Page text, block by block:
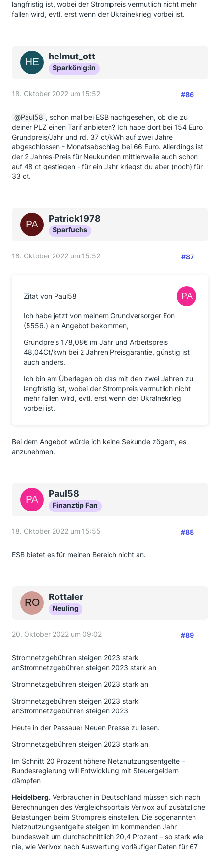
langfristig ist, wobei der Strompreis vermutlich nicht mehr
fallen wird, evtl. erst wenn der Ukrainekrieg vorbei ist.
helmut_ott
Sparkönig:in
18. Oktober 2022 um 15:52 #86
Paul58 , schon mal bei ESB nachgesehen, ob die zu
deiner PLZ einen Tarif anbieten? Ich habe dort bei 154 Euro
Grundpreis/Jahr und rd. 37 ct/kWh auf zwei Jahre
abgeschlossen - Monatsabschlag bei 66 Euro. Allerdings ist
der 2 Jahres-Preis für Neukunden mittlerweile auch schon
auf 48 ct gestiegen - für ein Jahr kriegst du aber (noch) für
33 ct.
Patrick1978
Sparfuchs
18. Oktober 2022 um 15:52 #87
Zitat von Paul58
Ich habe jetzt von meinem Grundversorger Eon
(5556.) ein Angebot bekommen,
Grundpreis 178,08€ im Jahr und Arbeitspreis
48,04Ct/kwh bei 2 Jahren Preisgarantie, günstig ist
auch anders.
Ich bin am Überlegen ob das mit den zwei Jahren zu
langfristig ist, wobei der Strompreis vermutlich nicht
mehr fallen wird, evtl. erst wenn der Ukrainekrieg
vorbei ist.
Bei dem Angebot würde ich keine Sekunde zögern, es
anzunehmen.
Paul58
Finanztip Fan
18. Oktober 2022 um 15:55 #88
ESB bietet es für meinen Bereich nicht an.
Rottaler
Neuling
20. Oktober 2022 um 09:02 #89
Stromnetzgebühren steigen 2023 stark
anStromnetzgebühren steigen 2023 stark an
Stromnetzgebühren steigen 2023 stark an
Stromnetzgebühren steigen 2023 stark
anStromnetzgebühren steigen 2023
Heute in der Passauer Neuen Presse zu lesen.
Stromnetzgebühren steigen 2023 stark an
Im Schnitt 20 Prozent höhere Netznutzungsentgelte –
Bundesregierung will Entwicklung mit Steuergeldern
dämpfen
Heidelberg. Verbraucher in Deutschland müssen sich nach
Berechnungen des Vergleichsportals Verivox auf zusätzliche
Belastungen beim Strompreis einstellen. Die sogenannten
Netznutzungsentgelte steigen im kommenden Jahr
bundesweit um durchschnittlich 20,4 Prozent – so stark wie
nie, wie Verivox nach Auswertung vorläufiger Daten für 67